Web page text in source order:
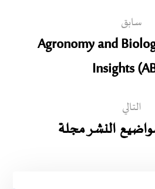
سابق
Agronomy and
Insights
التالي
النشر مجلة